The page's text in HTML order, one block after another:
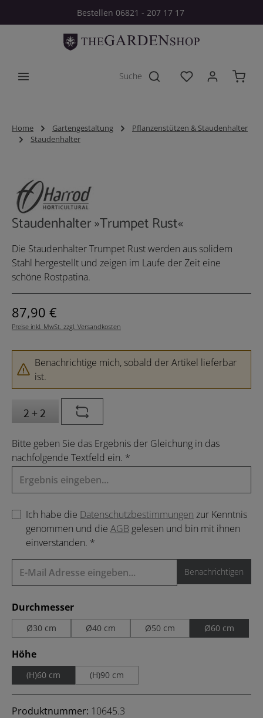
Zum Hauptinhalt springenBestellen 06821 - 207 17 17
Du hast 0
Home Gartengestaltung
Pflanzenstützen & Staudenhalter
Staudenhalter
Staudenhalter »Trumpet Rust«
Die Staudenhalter Trumpet Rust werden aus solidem
Stahl hergestellt und zeigen im Laufe der Zeit eine
schöne Rostpatina.
Regulärer Preis:
87,90 €
Preise inkl. MwSt. zzgl. Versandkosten
Benachrichtige mich, sobald der Artikel lieferbar
ist.
Bitte geben Sie das Ergebnis der Gleichung in das
nachfolgende Textfeld ein. *
Ich habe die Datenschutzbestimmungen zur Kenntnis
genommen und die AGB gelesen und bin mit ihnen
einverstanden. *
Benachrichtigen
Durchmesserauswählen
Ø30 cm Ø40 cm Ø50 cm Ø60 cm
Höheauswählen
(H)60 cm (H)90 cm
Produktnummer: 10645.3